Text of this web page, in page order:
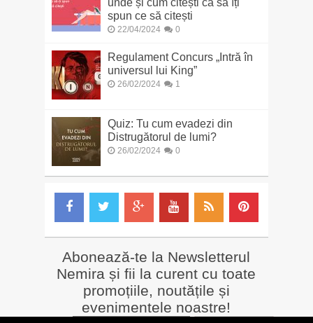
spun ce să citești
22/04/2024 0
Regulament Concurs „Intră în
universul lui King”
26/02/2024 1
Quiz: Tu cum evadezi din
Distrugătorul de lumi?
26/02/2024 0
Abonează-te la Newsletterul
Nemira și fii la curent cu toate
promoțiile, noutățile și
evenimentele noastre!